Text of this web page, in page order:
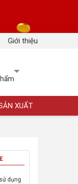
Giới thiệu
XUẤT
dụng